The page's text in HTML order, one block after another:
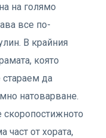
на голямо
все по-
В крайния
която
стараем да
натоварване.
скоропостижното
част от хората,